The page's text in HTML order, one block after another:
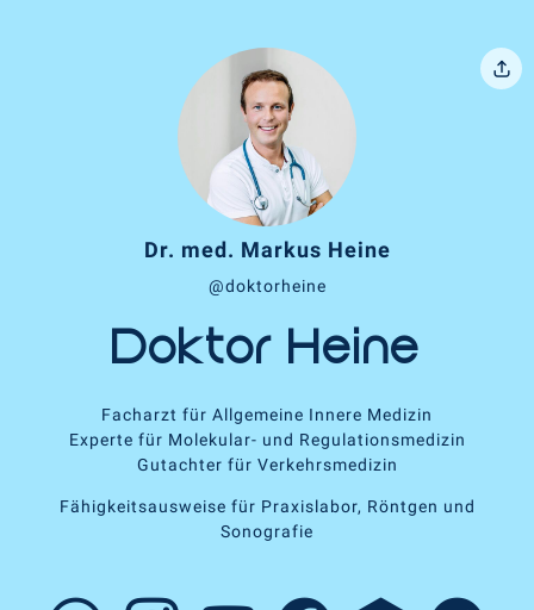
Dr. med. Markus Heine
@doktorheine
Doktor Heine
Facharzt für Allgemeine Innere Medizin
Experte für Molekular- und Regulationsmedizin
Gutachter für Verkehrsmedizin
Fähigkeitsausweise für Praxislabor, Röntgen und
Sonografie